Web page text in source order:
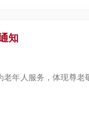
活动通知
年人服务，体现尊